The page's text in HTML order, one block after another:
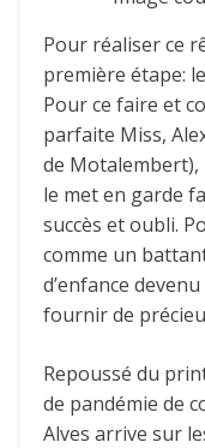
Pour réaliser ce
première étape:
Pour ce faire et
parfaite Miss,
de Motalembert),
le met en garde
succès et oubli.
comme un
d’enfance
fournir de
Repoussé du
de pandémie de
Alves arrive sur